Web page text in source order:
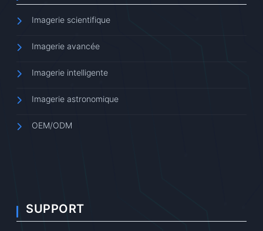
Imagerie scientifique
Imagerie avancée
Imagerie intelligente
Imagerie astronomique
OEM/ODM
SUPPORT